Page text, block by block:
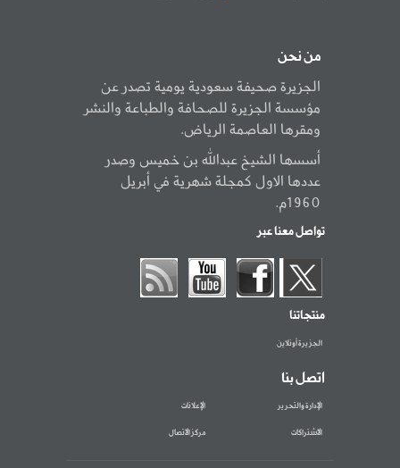
من نحن
الجزيرة صحيفة سعودية يومية تصدر عن
مؤسسة الجزيرة للصحافة والطباعة والنشر
ومقرها العاصمة الرياض.
أسسها الشيخ عبدالله بن خميس وصدر
عددها الاول كمجلة شهرية في أبريل
1960م.
تواصل معنا عبر
منتجاتنا
الجزيرة أونلاين
اتصل بنا
الإدارة والتحرير الإعلانات
الاشتراكات مركز الاتصال